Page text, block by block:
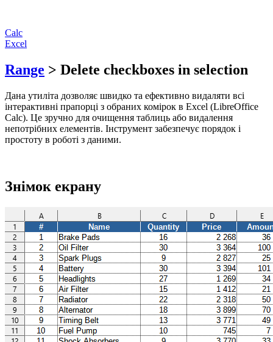
Calc
Excel
Range > Delete checkboxes in selection
Дана утиліта дозволяє швидко та ефективно видаляти всі
інтерактивні прапорці з обраних комірок в Excel (LibreOffice
Calc). Це зручно для очищення таблиць або видалення
непотрібних елементів. Інструмент забезпечує порядок і
простоту в роботі з даними.
Знімок екрану